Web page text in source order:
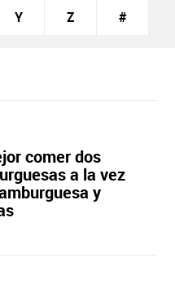
Y Z #
comer dos
a la vez
y